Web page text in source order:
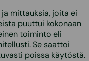
mittauksia, joita ei
puuttui kokonaan
toiminto eli
Se saattoi
poissa käytöstä.